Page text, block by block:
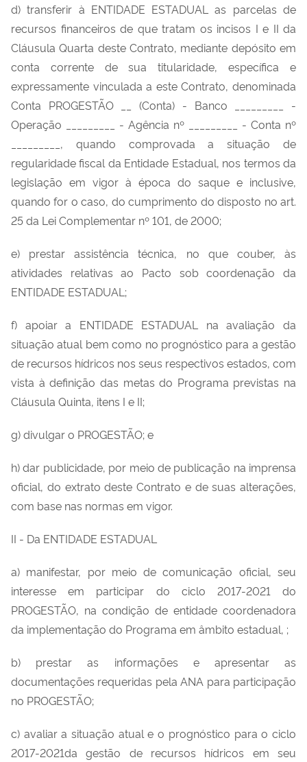
d) transferir à ENTIDADE ESTADUAL as parcelas de
recursos financeiros de que tratam os incisos I e II da
Cláusula Quarta deste Contrato, mediante depósito em
conta corrente de sua titularidade, específica e
expressamente vinculada a este Contrato, denominada
Conta PROGESTÃO __ (Conta) - Banco _________ -
Operação _________ - Agência nº _________ - Conta nº
_________, quando comprovada a situação de
regularidade fiscal da Entidade Estadual, nos termos da
legislação em vigor à época do saque e inclusive,
quando for o caso, do cumprimento do disposto no art.
25 da Lei Complementar nº 101, de 2000;
e) prestar assistência técnica, no que couber, às
atividades relativas ao Pacto sob coordenação da
ENTIDADE ESTADUAL;
f) apoiar a ENTIDADE ESTADUAL na avaliação da
situação atual bem como no prognóstico para a gestão
de recursos hídricos nos seus respectivos estados, com
vista à definição das metas do Programa previstas na
Cláusula Quinta, itens I e II;
g) divulgar o PROGESTÃO; e
h) dar publicidade, por meio de publicação na imprensa
oficial, do extrato deste Contrato e de suas alterações,
com base nas normas em vigor.
II - Da ENTIDADE ESTADUAL
a) manifestar, por meio de comunicação oficial, seu
interesse em participar do ciclo 2017-2021 do
PROGESTÃO, na condição de entidade coordenadora
da implementação do Programa em âmbito estadual, ;
b) prestar as informações e apresentar as
documentações requeridas pela ANA para participação
no PROGESTÃO;
c) avaliar a situação atual e o prognóstico para o ciclo
2017-2021da gestão de recursos hídricos em seu